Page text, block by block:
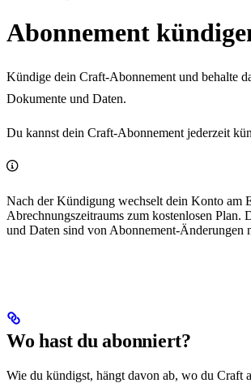
Abonnement
Kündige dein Craft-Abonnement und behalte
Dokumente und Daten.
Du kannst dein Craft-Abonnement jederzeit
Nach der Kündigung wechselt dein Konto am
Abrechnungszeitraums zum kostenlosen Plan.
und Daten sind von Abonnement-Änderungen
Wo hast du abonniert?
Wie du kündigst, hängt davon ab, wo du Craft